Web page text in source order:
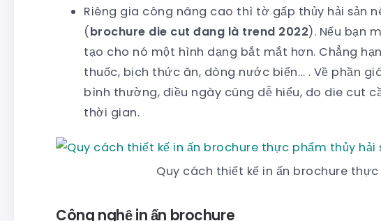
Riêng gia công nâng cao thì tờ gấp thủy hải sản
(brochure die cut đang là trend 2022). Nếu bạn
tạo cho nó một hình dạng bắt mắt hơn. Chẳng
thuốc, bịch thức ăn, dòng nước biển… . Về phần
bình thường, điều ngày cũng dễ hiểu, do die cut
thời gian.
Quy cách thiết kế in ấn brochure thực
Công nghệ in ấn brochure